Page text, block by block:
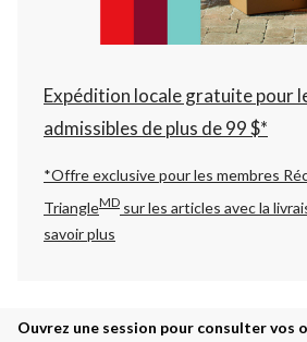
à
22:00
changer
Expédition locale gratuite pour
admissibles de plus de 99 $*
*Offre exclusive pour les membres
TriangleMD sur les articles avec la
savoir plus
Ouvrez une session pour consulter vos